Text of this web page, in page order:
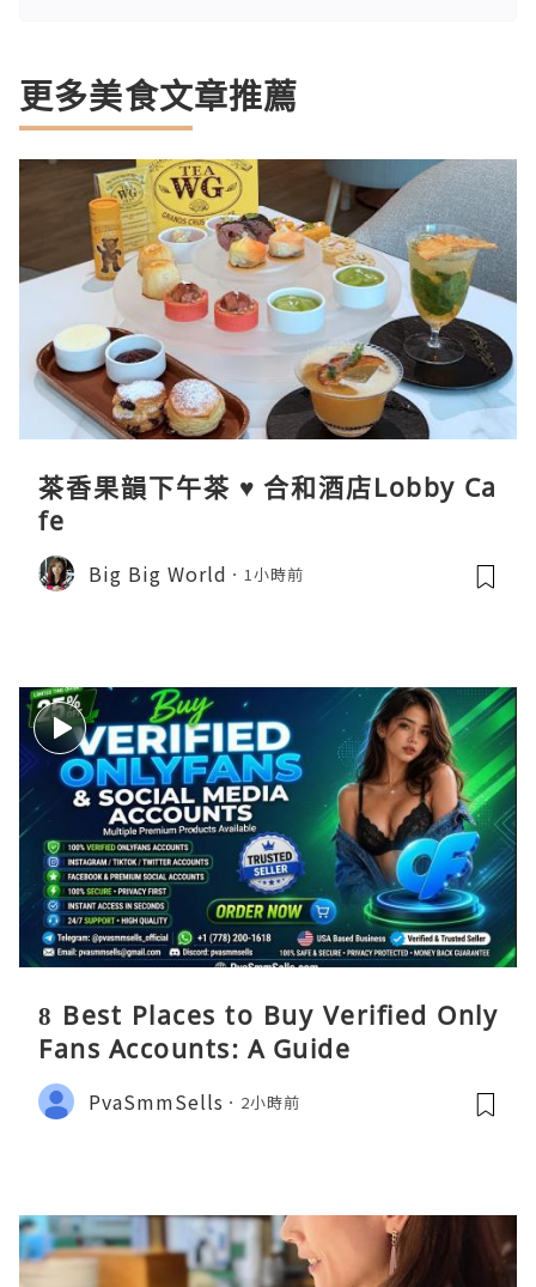
更多美食文章推薦
茶香果韻下午茶 ♥ 合和酒店Lobby Ca
fe
Big Big World 1小時前
8 Best Places to Buy Verified Only
Fans Accounts: A Guide
PvaSmmSells 2小時前